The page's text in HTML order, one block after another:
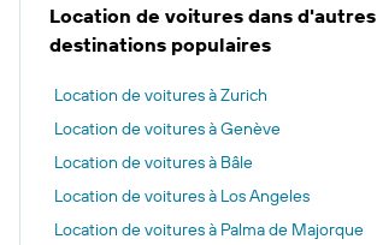
Location de voitures dans d'autres
destinations populaires
Location de voitures à Zurich
Location de voitures à Genève
Location de voitures à Bâle
Location de voitures à Los Angeles
Location de voitures à Palma de Majorque